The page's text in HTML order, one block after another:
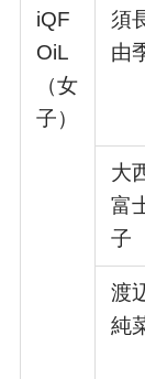
iQF
OiL
（⼥
⼦）
須
由
⼤
富
⼦
渡
純